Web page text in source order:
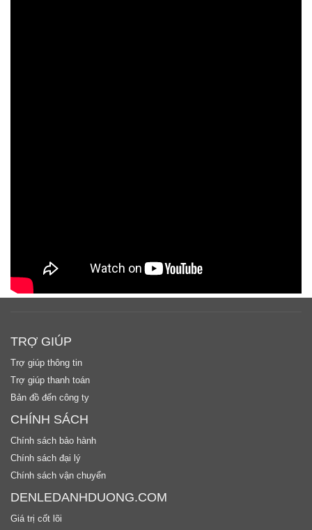
TRỢ GIÚP
Trợ giúp thông tin
Trợ giúp thanh toán
Bản đồ đến công ty
CHÍNH SÁCH
Chính sách bảo hành
Chính sách đại lý
Chính sách vận chuyển
DENLEDANHDUONG.COM
Giá trị cốt lõi